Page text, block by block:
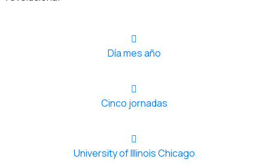
Día mes año
Cinco jornadas
University of Illinois Chicago